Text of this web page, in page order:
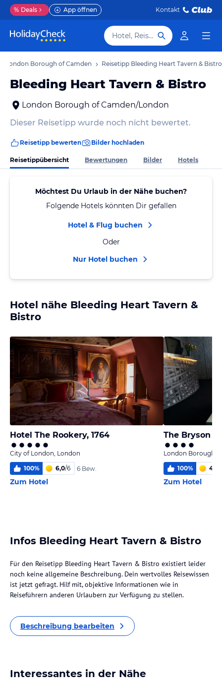
% Deals App öffnen Kontakt
Hotel, Reiseziel
London Borough of Camden Reisetipp Bleeding Heart Tavern & Bistro
Bleeding Heart Tavern & Bistro
London Borough of Camden/London
Dieser Reisetipp wurde noch nicht bewertet.
Reisetipp bewerten Bilder hochladen
Reisetippübersicht Bewertungen Bilder Hotels
Möchtest Du Urlaub in der Nähe buchen?
Folgende Hotels könnten Dir gefallen
Hotel & Flug buchen
Oder
Nur Hotel buchen
Hotel nähe Bleeding Heart Tavern &
Bistro
Hotel The Rookery, 1764
City of London, London
100% 6,0/6 6 Bew.
Zum Hotel
The Bryson
London Borough
100% 4,2
Zum Hotel
Infos Bleeding Heart Tavern & Bistro
Für den Reisetipp Bleeding Heart Tavern & Bistro existiert leider
noch keine allgemeine Beschreibung. Dein wertvolles Reisewissen
ist jetzt gefragt. Hilf mit, objektive Informationen wie in
Reiseführern anderen Urlaubern zur Verfügung zu stellen.
Beschreibung bearbeiten
Interessantes in der Nähe